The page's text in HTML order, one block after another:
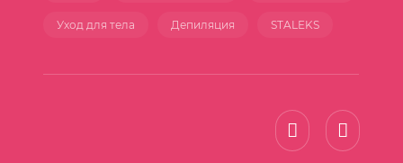
Уход для тела Депиляция STALEKS